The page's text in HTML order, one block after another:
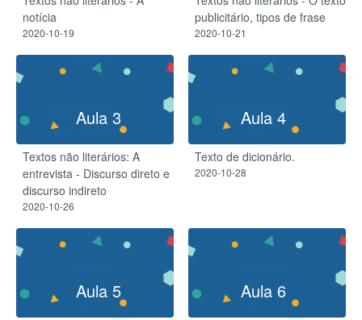
notícia
2020-10-19
publicitário, tipos de frase
2020-10-21
Aula 3
Textos não literários: A
entrevista - Discurso direto e
discurso indireto
2020-10-26
Aula 4
Texto de dicionário.
2020-10-28
Aula 5 Aula 6